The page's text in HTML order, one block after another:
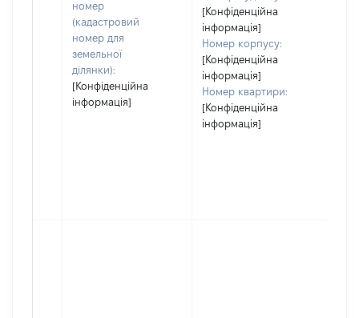
номер
(кадастровий
номер для
земельної
ділянки):
[Конфіденційна
інформація]
[Конфіденційна
інформація]
Номер корпусу:
[Конфіденційна
інформація]
Номер квартири:
[Конфіденційна
інформація]